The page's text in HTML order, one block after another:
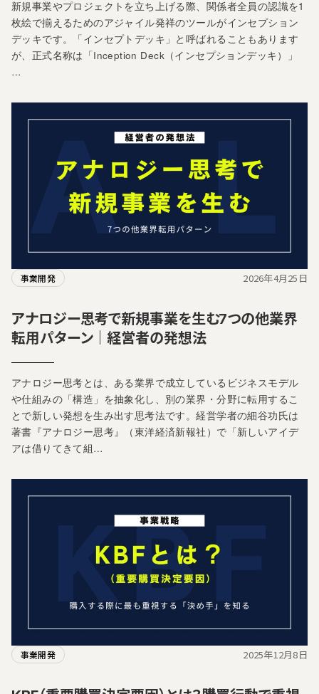
新規事業やプロジェクトを立ち上げる際、関係者全員の認識を1
枚絵で揃えるためのアジャイル発祥のツールがインセプション
デッキです。「インセプトデッキ」と呼ばれることもあります
が、正式名称は「Inception Deck（インセプションデッキ）」
…
事業開発 2026年4月25日
アナロジー思考で新規事業を生む7つの他業界
転用パターン｜経営者の発想法
アナロジー思考とは、ある業界で成立しているビジネスモデル
や仕組みの「構造」を抽象化し、別の業界・分野に転用するこ
とで新しい発想を生み出す思考法です。経営学者の細谷功氏は
著書『アナロジー思考』（東洋経済新報社）で「新しいアイデ
アは借りてきて組…
事業開発 2025年12月8日